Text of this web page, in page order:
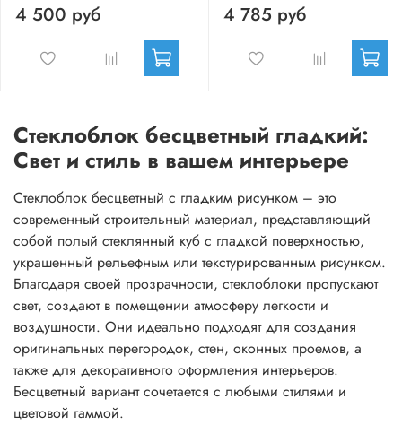
4 500 руб 4 785 руб
Стеклоблок бесцветный гладкий:
Свет и стиль в вашем интерьере
Стеклоблок бесцветный с гладким рисунком – это
современный строительный материал, представляющий
собой полый стеклянный куб с гладкой поверхностью,
украшенный рельефным или текстурированным рисунком.
Благодаря своей прозрачности, стеклоблоки пропускают
свет, создают в помещении атмосферу легкости и
воздушности. Они идеально подходят для создания
оригинальных перегородок, стен, оконных проемов, а
также для декоративного оформления интерьеров.
Бесцветный вариант сочетается с любыми стилями и
цветовой гаммой.